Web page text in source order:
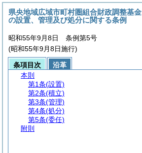
県央地域広域市町村圏組合財政調整基金
の設置、管理及び処分に関する条例
昭和55年9月8日 条例第5号
(昭和55年9月8日施行)
条項目次
沿革
本則
第1条(設置)
第2条(積立)
第3条(管理)
第4条(処分)
第5条(委任)
附則